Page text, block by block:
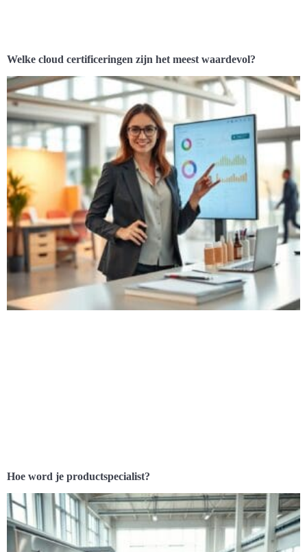
Welke cloud certificeringen zijn het meest waardevol?
Hoe word je productspecialist?